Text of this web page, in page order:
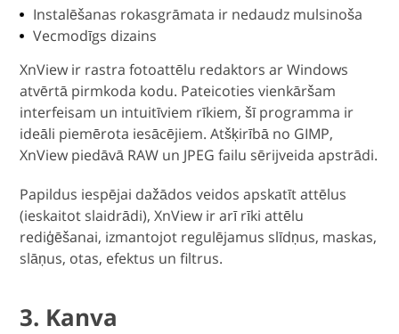
Instalēšanas rokasgrāmata ir nedaudz mulsinoša
Vecmodīgs dizains
XnView ir rastra fotoattēlu redaktors ar Windows
atvērtā pirmkoda kodu. Pateicoties vienkāršam
interfeisam un intuitīviem rīkiem, šī programma ir
ideāli piemērota iesācējiem. Atšķirībā no GIMP,
XnView piedāvā RAW un JPEG failu sērijveida apstrādi.
Papildus iespējai dažādos veidos apskatīt attēlus
(ieskaitot slaidrādi), XnView ir arī rīki attēlu
rediģēšanai, izmantojot regulējamus slīdņus, maskas,
slāņus, otas, efektus un filtrus.
3. Kanva